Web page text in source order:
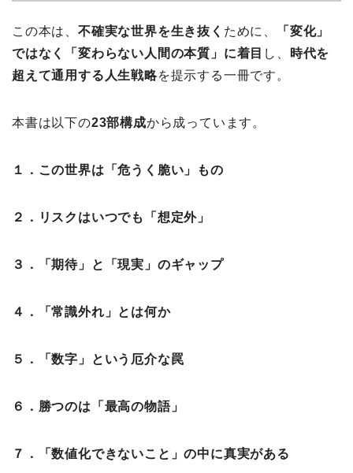
この本は、 不確実な世界を生き抜く ために、
「変化」
ではなく「変わらない人間の本質」に着目 し、
時代を
超えて通用する人生戦略を提示する一冊です。
本書は以下の23部構成から成っています。
１．この世界は「危うく脆い」もの
２．リスクはいつでも「想定外」
３．「期待」と「現実」のギャップ
４．「常識外れ」とは何か
５．「数字」という厄介な罠
６．勝つのは「最高の物語」
７．「数値化できないこと」の中に真実がある